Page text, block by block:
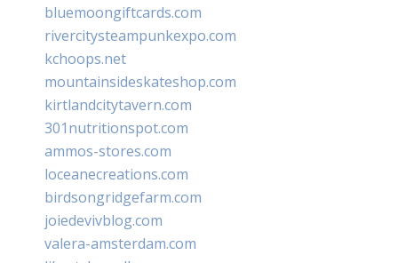
bluemoongiftcards.com
rivercitysteampunkexpo.com
kchoops.net
mountainsideskateshop.com
kirtlandcitytavern.com
301nutritionspot.com
ammos-stores.com
loceanecreations.com
birdsongridgefarm.com
joiedevivblog.com
valera-amsterdam.com